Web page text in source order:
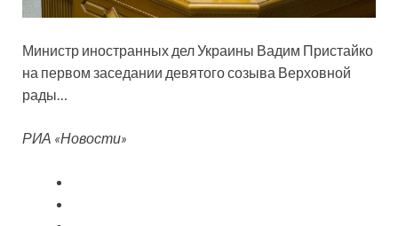
Министр иностранных дел Украины Вадим Пристайко
на первом заседании девятого созыва Верховной
рады…
РИА «Новости»